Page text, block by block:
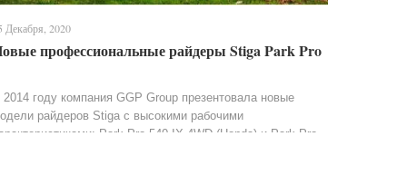
Декабря, 2020
профессиональные райдеры Stiga Park Pro
2014 году компания GGP Group презентовала новые
райдеров Stiga с высокими рабочими
Park Pro 540 IX 4WD (Honda) и Park Pro